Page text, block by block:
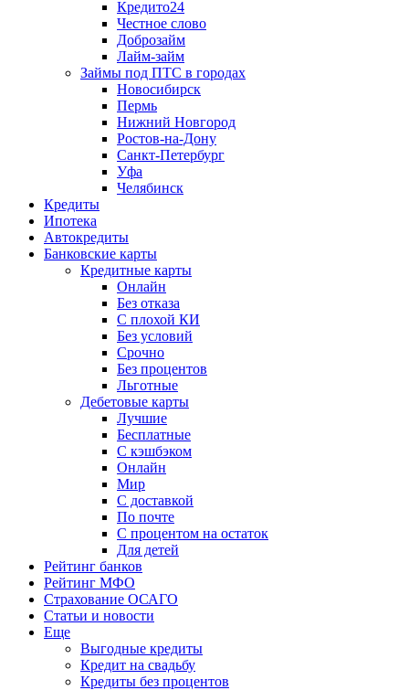
Кредито24
Честное слово
Доброзайм
Лайм-займ
Займы под ПТС в городах
Новосибирск
Пермь
Нижний Новгород
Ростов-на-Дону
Санкт-Петербург
Уфа
Челябинск
Кредиты
Ипотека
Автокредиты
Банковские карты
Кредитные карты
Онлайн
Без отказа
С плохой КИ
Без условий
Срочно
Без процентов
Льготные
Дебетовые карты
Лучшие
Бесплатные
С кэшбэком
Онлайн
Мир
С доставкой
По почте
С процентом на остаток
Для детей
Рейтинг банков
Рейтинг МФО
Страхование ОСАГО
Статьи и новости
Еще
Выгодные кредиты
Кредит на свадьбу
Кредиты без процентов